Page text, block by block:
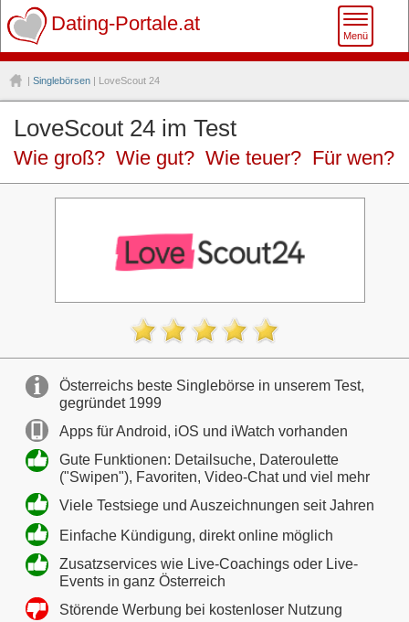
Dating-Portale.at
Toggle
Menü
| Singlebörsen | LoveScout 24
LoveScout 24 im Test
Wie groß? Wie gut? Wie teuer? Für wen?
Österreichs beste Singlebörse in unserem Test,
gegründet 1999
Apps für Android, iOS und iWatch vorhanden
Gute Funktionen: Detailsuche, Dateroulette
("Swipen"), Favoriten, Video-Chat und viel mehr
Viele Testsiege und Auszeichnungen seit Jahren
Einfache Kündigung, direkt online möglich
Zusatzservices wie Live-Coachings oder Live-
Events in ganz Österreich
Störende Werbung bei kostenloser Nutzung